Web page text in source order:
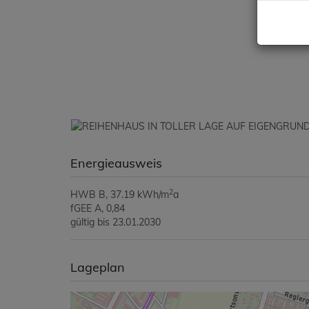
Energieausweis
HWB B, 37.19 kWh/m2a
fGEE A, 0,84
gültig bis 23.01.2030
Lageplan